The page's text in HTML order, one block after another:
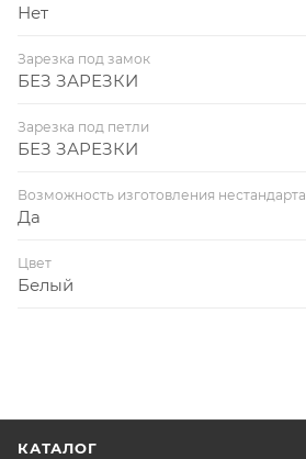
Нет
Зарезка под замок
БЕЗ ЗАРЕЗКИ
Зарезка под петли
БЕЗ ЗАРЕЗКИ
Возможность изготовления нестандарта
Да
Цвет
Белый
КАТАЛОГ